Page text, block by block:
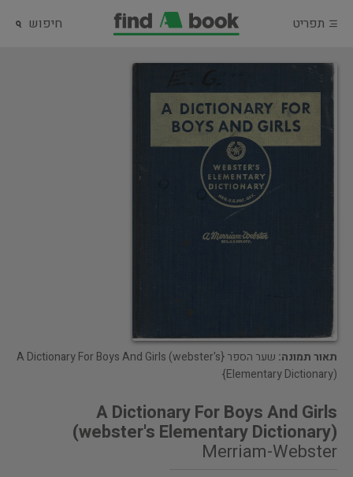
תפריט חיפוש
תאור תמונה:
שער הספר {A Dictionary For Boys And Girls (webster's
Elementary Dictionary)}
A Dictionary For Boys And Girls
(webster's Elementary Dictionary)
Merriam-Webster